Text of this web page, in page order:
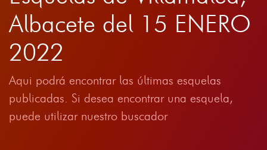
Albacete del 15 ENERO
2022
Aqui podrá encontrar las últimas esquelas
publicadas. Si desea encontrar una esquela,
puede utilizar nuestro buscador